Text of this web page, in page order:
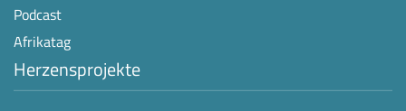
Podcast
Afrikatag
Herzensprojekte